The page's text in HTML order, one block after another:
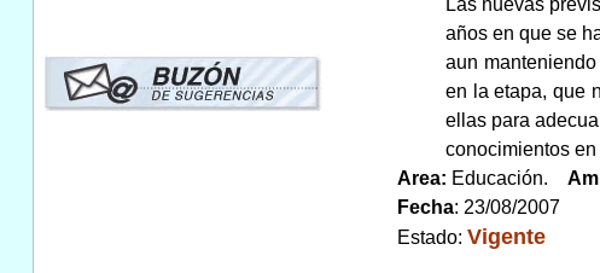
años en que se
aun
en la etapa, que
ellas para
conocimientos
Area: Educación.
Fecha: 23/08/2007
Estado: Vigente